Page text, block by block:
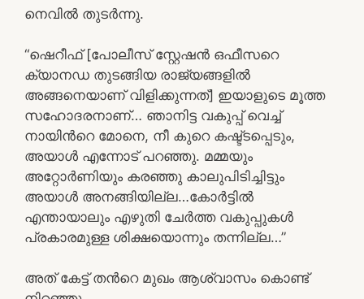
നെവില്‍ തുടര്‍ന്നു.
“ഷെറീഫ് [പോലീസ് സ്റ്റേഷന്‍ ഒഫീസറെ
ക്യാനഡ തുടങ്ങിയ രാജ്യങ്ങളില്‍
അങ്ങനെയാണ് വിളിക്കുന്നത്] ഇയാളുടെ മൂത്ത
സഹോദരനാണ്… ഞാനിട്ട വകുപ്പ് വെച്ച്
നായിന്‍റെ മോനെ, നീ കുറെ കഷ്ട്ടപ്പെടും,
അയാള്‍ എന്നോട് പറഞ്ഞു. മമ്മയും
അറ്റോര്‍ണിയും കരഞ്ഞു കാലുപിടിച്ചിട്ടും
അയാള്‍ അനങ്ങിയില്ല…കോര്‍ട്ടില്‍
എന്തായാലും എഴുതി ചേര്‍ത്ത വകുപ്പുകള്‍
പ്രകാരമുള്ള ശിക്ഷയൊന്നും തന്നില്ല…”
അത് കേട്ട് തന്‍റെ മുഖം ആശ്വാസം കൊണ്ട്